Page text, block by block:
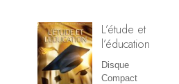
L’étude et
l’éducation
Disque
Compact